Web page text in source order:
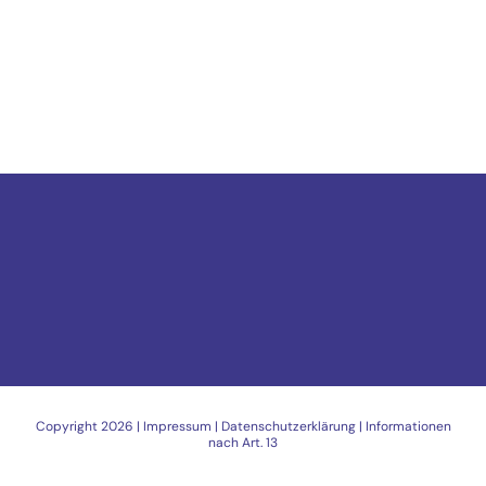
Copyright2026 | Impressum | Datenschutzerklärung| Informationen
nach Art. 13